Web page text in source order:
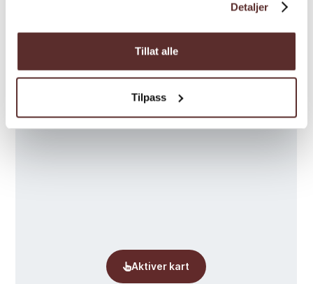
Detaljer
Tillat alle
Tilpass
Vanskegrad/gradering:​​​​​​​Blå, middels
Kart